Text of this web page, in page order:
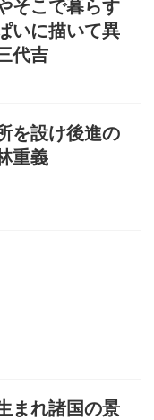
そこで暮らす
いに描いて異
代吉
を設け後進の
重義
まれ諸国の景